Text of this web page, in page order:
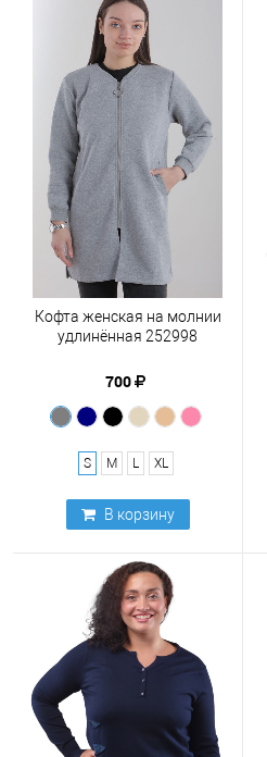
Кофта женская на молнии
удлинённая 252998
700
S M L XL
В корзину